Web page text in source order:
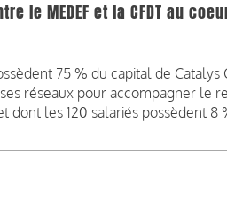
le MEDEF et la CFDT au
75 % du capital de Catalys
réseaux pour accompagner le
dont les 120 salariés possèdent 8